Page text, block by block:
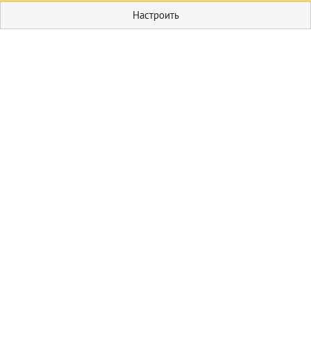
Настроить